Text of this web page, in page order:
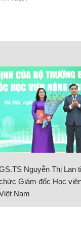
Nguyễn Thị Lan
Giám đốc Học
Nam